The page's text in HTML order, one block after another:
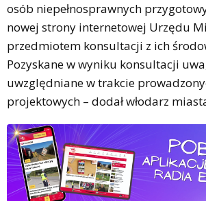
osób niepełnosprawnych
nowej strony internetowej Urzędu
przedmiotem konsultacji z ich
Pozyskane w wyniku konsultacji
uwzględniane w trakcie
projektowych – dodał włodarz